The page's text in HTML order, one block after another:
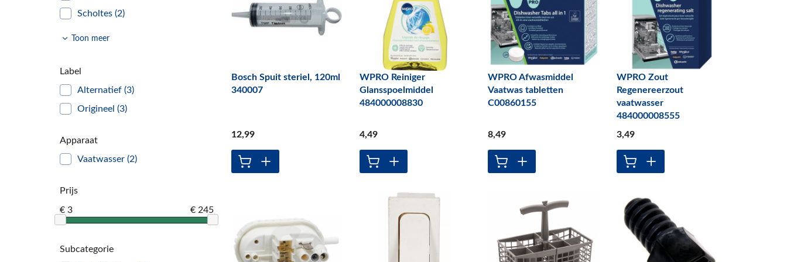
Scholtes (2)
Miele
Hotpoint(1)
Zanker(1)
Pelgrim
Frenko(1)
Beko(213)
Bauknecht
Toon meer
Label
Alternatief (3)
Origineel (3)
Apparaat
Vaatwasser (2)
Prijs
€ 3 € 245
Subcategorie
Bosch Spuit steriel, 120ml
340007
12,99
WPRO Reiniger
Glansspoelmiddel
484000008830
4,49
WPRO Afwasmiddel
Vaatwas tabletten
C00860155
8,49
WPRO Zout
Regenereerzout
vaatwasser
484000008555
3,49